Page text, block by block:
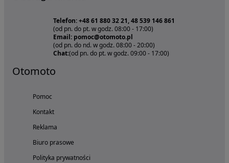
Telefon: +48 61 880 32 21, 48 539 146 861
(od pn. do pt. w godz. 08:00 - 17:00)
Email: pomoc@otomoto.pl
(od pn. do nd. w godz. 08:00 - 20:00)
Chat:(od pn. do pt. w godz. 09:00 - 17:00)
Otomoto
Pomoc
Kontakt
Reklama
Biuro prasowe
Polityka prywatności